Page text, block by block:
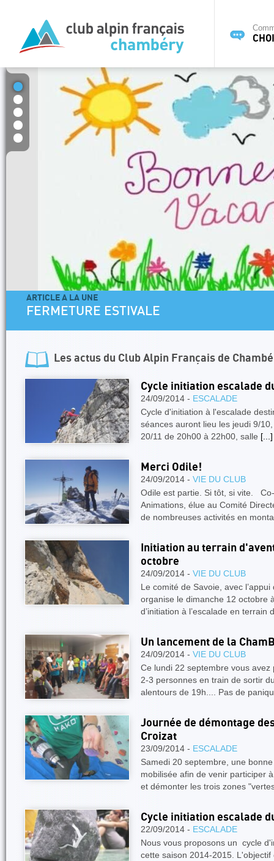
ARTICLE A LA UNE
FERMETURE ESTIVALE
Les actus du Club Alpin Français de
Cycle initiation escalade
24/09/2014 - ESCALADE
Cycle d'initiation à l'escalade
séances auront lieu les jeudi 9/
20/11 de 20h00 à 22h00, salle [...]
Merci Odile!
24/09/2014 - VIE DU CLUB
Odile est partie. Si tôt, si vite.
Animations, élue au Comité
de nombreuses activités en
Initiation au terrain
octobre
24/09/2014 - VIE DU CLUB
Le comité de Savoie, avec
organise le dimanche 12 octobre
d’initiation à l’escalade en terrain
Un lancement de la
24/09/2014 - VIE DU CLUB
Ce lundi 22 septembre vous
2-3 personnes en train de sortir
alentours de 19h.... Pas de
Journée de démontage
Croizat
23/09/2014 - ESCALADE
Samedi 20 septembre, une
mobilisée afin de venir participer
et démonter les trois zones
Cycle initiation escalade
22/09/2014 - ESCALADE
Nous vous proposons un cycle
cette saison 2014-2015.